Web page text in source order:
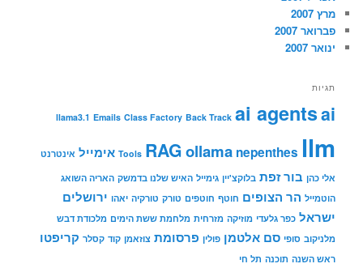
מרץ 2007
פברואר 2007
ינואר 2007
תגיות
ai
ai agents
Back Track
Class Factory
Emails
llama3.1
llm
nepenthes
ollama
RAG
Tools אימייל אינטרנט
אלי כהן בור זפת בלוקצ'יין גימייל האיש שלנו בדמשק האריה השואג
הוטמייל הר הצופים חוטף חוטפים טורק טורקיה יאהו ירושלים
ישראל כפר גלעדי מוזיקה מזרחית מלחמת ששת הימים מלכודת דבש
מלניקוב סופי סם אלטמן פולין פרסומת צוזאמן קוד קסלר קריפטו
ראש השנה תוכנה תל חי